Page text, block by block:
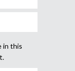
in this